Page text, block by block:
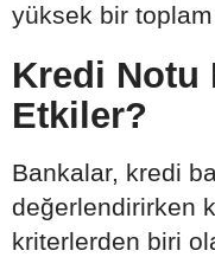
yüksek bir
Kredi Notu
Etkiler?
Bankalar, kredi
değerlendirirken
kriterlerden biri